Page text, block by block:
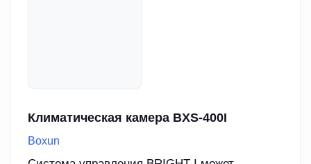
Климатическая камера BXS-400I
Boxun